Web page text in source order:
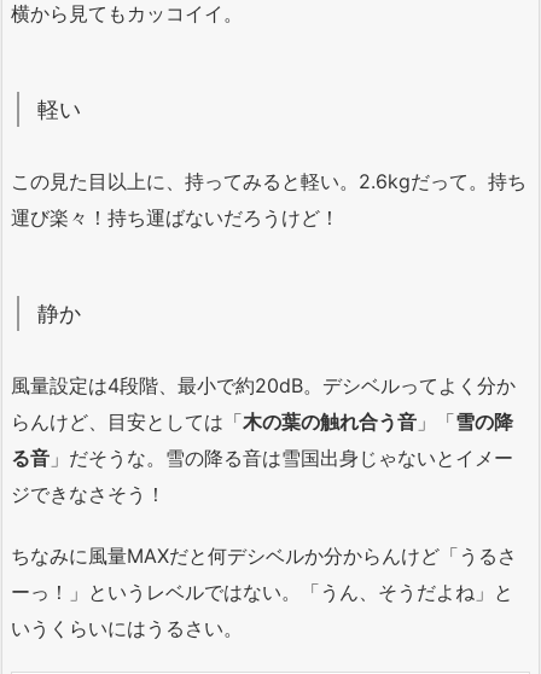
横から見てもカッコイイ。
軽い
この見た目以上に、持ってみると軽い。2.6kgだって。持ち
運び楽々！持ち運ばないだろうけど！
静か
風量設定は4段階、最小で約20dB。デシベルってよく分か
らんけど、目安としては「木の葉の触れ合う音 」「雪の降
る音 」だそうな。雪の降る音は雪国出身じゃないとイメー
ジできなさそう！
ちなみに風量MAXだと何デシベルか分からんけど「うるさ
ーっ！」というレベルではない。「うん、そうだよね」と
いうくらいにはうるさい。